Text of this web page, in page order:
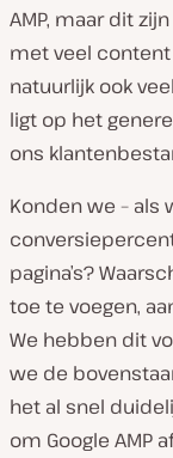
AMP, maar dit
met veel
natuurlijk ook
ligt op het
ons
Konden we – als
pagina’s?
toe te voegen,
We hebben dit
we de
het al snel
om Google AMP